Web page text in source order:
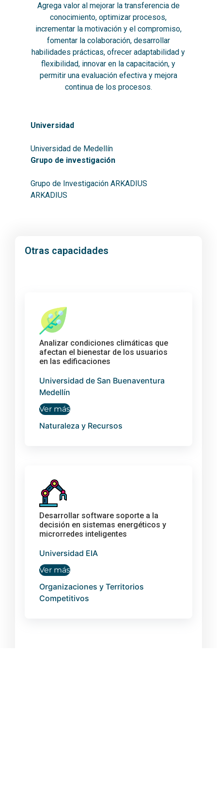
Agrega valor al mejorar la transferencia de
conocimiento, optimizar procesos,
incrementar la motivación y el compromiso,
fomentar la colaboración, desarrollar
habilidades prácticas, ofrecer adaptabilidad y
flexibilidad, innovar en la capacitación, y
permitir una evaluación efectiva y mejora
continua de los procesos.
Universidad
Universidad de Medellín
Grupo de investigación
Grupo de Investigación ARKADIUS
ARKADIUS
Otras capacidades
Analizar condiciones climáticas que
afectan el bienestar de los usuarios
en las edificaciones
Universidad de San Buenaventura
Medellín
Ver más
Naturaleza y Recursos
Desarrollar software soporte a la
decisión en sistemas energéticos y
microrredes inteligentes
Universidad EIA
Ver más
Organizaciones y Territorios
Competitivos